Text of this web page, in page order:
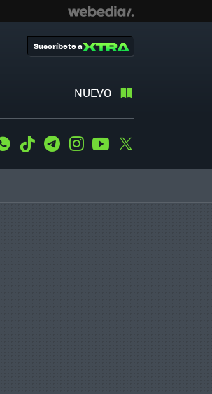
NUEVO
Suscríbete a
WhatsApp
Tiktok TelegramInstagramYoutube